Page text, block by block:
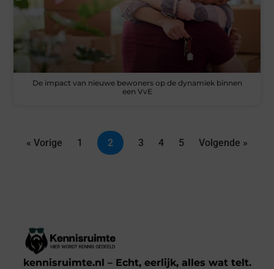
De impact van nieuwe bewoners op de dynamiek binnen
een VvE
« Vorige 1 2 3 4 5 Volgende »
kennisruimte.nl – Echt, eerlijk, alles wat telt.